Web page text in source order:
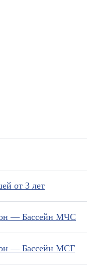
от 3 лет
— Бассейн МЧС
— Бассейн МСГ